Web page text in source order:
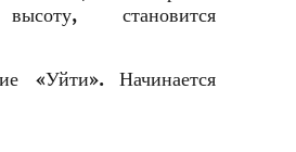
становится
«Уйти». Начинается